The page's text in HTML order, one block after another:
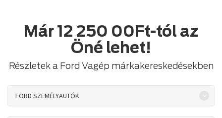
Már12 250 00Ft-tól az
Öné lehet!
Részletek a Ford Vagép márkakereskedésekben
FORD SZEMÉLYAUTÓK